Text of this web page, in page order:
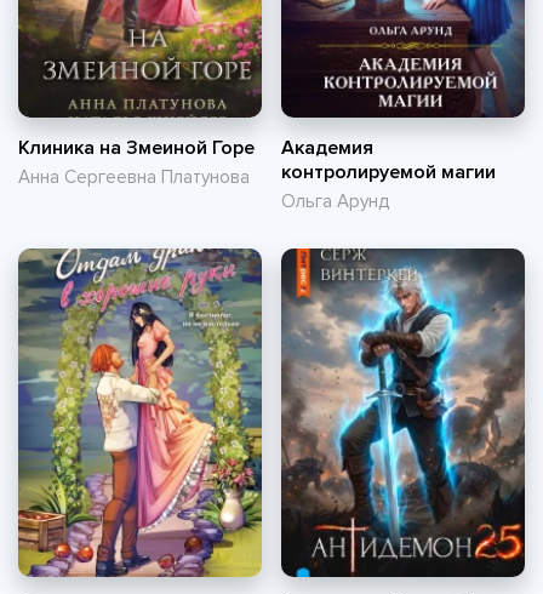
Клиника на Змеиной Горе
Анна Сергеевна Платунова
Академия
контролируемой магии
Ольга Арунд